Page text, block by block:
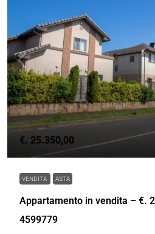
€. 25.350,00
VENDITA ASTA
Appartamento in vendita – €.
4599779